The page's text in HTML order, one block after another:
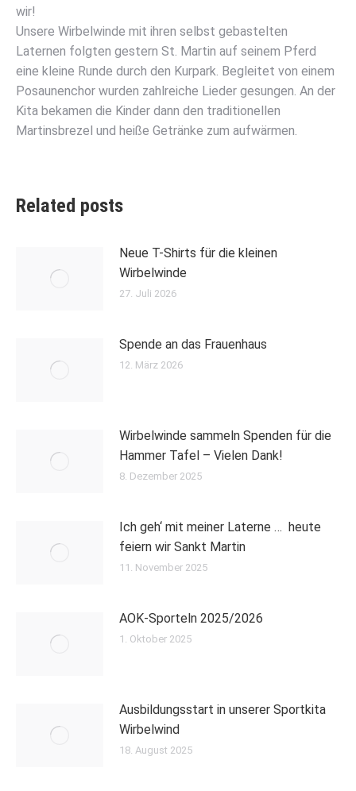
wir!
Unsere Wirbelwinde mit ihren selbst gebastelten
Laternen folgten gestern St. Martin auf seinem Pferd
eine kleine Runde durch den Kurpark. Begleitet von einem
Posaunenchor wurden zahlreiche Lieder gesungen. An der
Kita bekamen die Kinder dann den traditionellen
Martinsbrezel und heiße Getränke zum aufwärmen.
Related posts
Neue T-Shirts für die kleinen
Wirbelwinde
27. Juli 2026
Spende an das Frauenhaus
12. März 2026
Wirbelwinde sammeln Spenden für die
Hammer Tafel – Vielen Dank!
8. Dezember 2025
Ich geh‘ mit meiner Laterne … heute
feiern wir Sankt Martin
11. November 2025
AOK-Sporteln 2025/2026
1. Oktober 2025
Ausbildungsstart in unserer Sportkita
Wirbelwind
18. August 2025